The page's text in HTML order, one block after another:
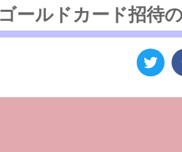
ールドカード招待